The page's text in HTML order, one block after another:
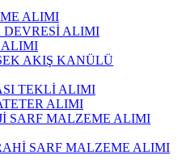
ALIMI
ALIMI
ALIMI
AKIŞ KANÜLÜ
TEKLİ ALIMI
ALIMI
SARF MALZEME ALIMI
SARF MALZEME ALIMI